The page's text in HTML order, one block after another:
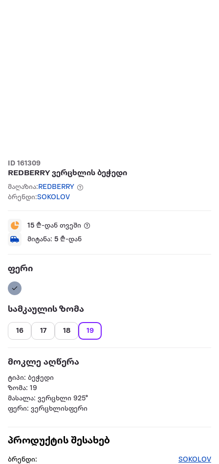
ID 161309
REDBERRY ვერცხლის ბეჭედი
მაღაზია:REDBERRY
ბრენდი:SOKOLOV
15 ₾-დან თვეში
მიტანა: 5 ₾-დან
ფერი
სამკაულის ზომა
16 17 18 19
მოკლე აღწერა
ტიპი: ბეჭედი
ზომა: 19
მასალა: ვერცხლი 925°
ფერი: ვერცხლისფერი
პროდუქტის შესახებ
ბრენდი:
SOKOLOV